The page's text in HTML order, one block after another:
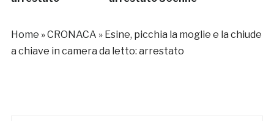
Home »CRONACA » Esine, picchia la moglie e la chiude
a chiave in camera da letto: arrestato